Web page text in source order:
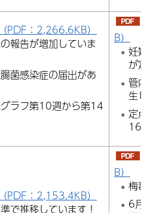
PDF：2,266.6KB）
報告が増加していま
菌感染症の届出があ
ラフ第10週から第14
B）
妊婦
が定
管内
生し
定点
16週
PDF：2,153.4KB）
で推移しています！
B）
梅毒
6月1